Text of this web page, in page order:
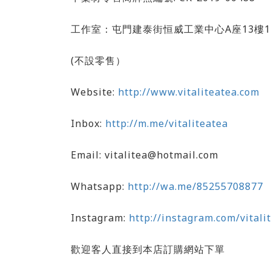
工作室：屯門建泰街恒威工業中心A座13樓
(不設零售）
Website: http://www.vitaliteatea.com
Inbox: http://m.me/vitaliteatea
Email: vitalitea@hotmail.com
Whatsapp: http://wa.me/85255708877
Instagram: http://instagram.com/
歡迎客人直接到本店訂購網站下單